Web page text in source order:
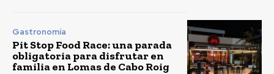
Gastronomía
Pit Stop Food Race: una parada
obligatoria para disfrutar en
familia en Lomas de Cabo Roig